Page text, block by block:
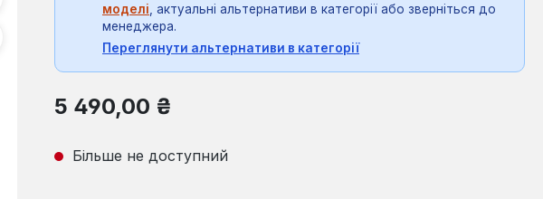
моделі , актуальні альтернативи в категорії або зверніться до
менеджера.
Переглянути альтернативи в категорії
Звичайна ціна:
5 490,00 ₴
Більше не доступний